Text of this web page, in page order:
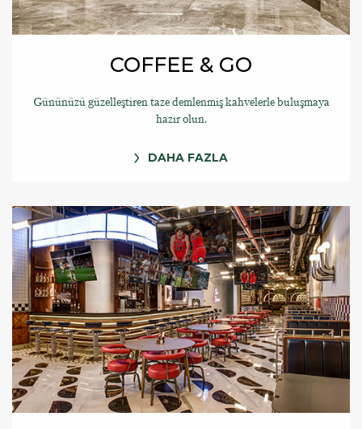
COFFEE & GO
Gününüzü güzelleştiren taze demlenmiş kahvelerle buluşmaya
hazır olun.
DAHA FAZLA